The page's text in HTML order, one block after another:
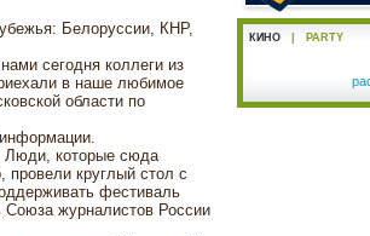
Белоруссии, КНР,
сегодня коллеги из
в наше любимое
области по
Люди, которые сюда
провели круглый стол с
фестиваль
журналистов России
КИНО PARTY